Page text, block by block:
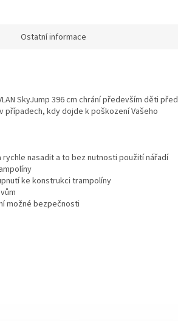
Ostatní informace
SkyJump 396 cm chrání především dětipřed
případech, kdy dojde k poškozeníVašeho
rychle nasadit a to bez nutnosti použití nářadí
ke konstrukci trampolíny
možné bezpečnosti